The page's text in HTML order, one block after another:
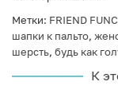
Метки: FRIEND
шапки к пальто,
шерсть, будь как
К